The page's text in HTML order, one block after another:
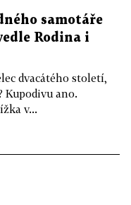
samotáře
Rodina i
dvacátého století,
Kupodivu ano.
v...